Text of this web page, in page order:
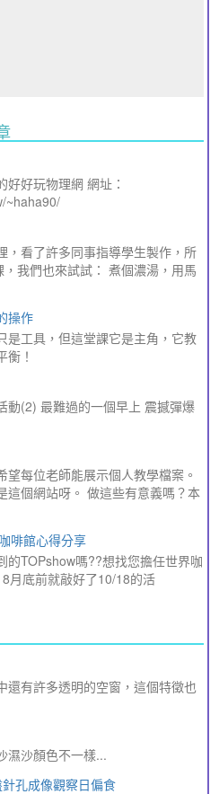
好玩物理網 網址：
~haha90/
，看了許多同事指導學生製作，所
我們也來試試： 煮個濃湯，用馬
操作
是工具，但這堂課它是主角，它教
衡！
動(2) 最難過的一個早上 震撼彈爆
每位老師能展示個人教學檔案。
這個網站呀。 做這些有意義嗎？本
啡館心得分享
的TOPshow嗎??想找您擔任世界咖
月底前就敲好了10/18的活
還有許多透明的空窗，這個特徵也
濕沙顏色不一樣...
孔成像觀察日偏食